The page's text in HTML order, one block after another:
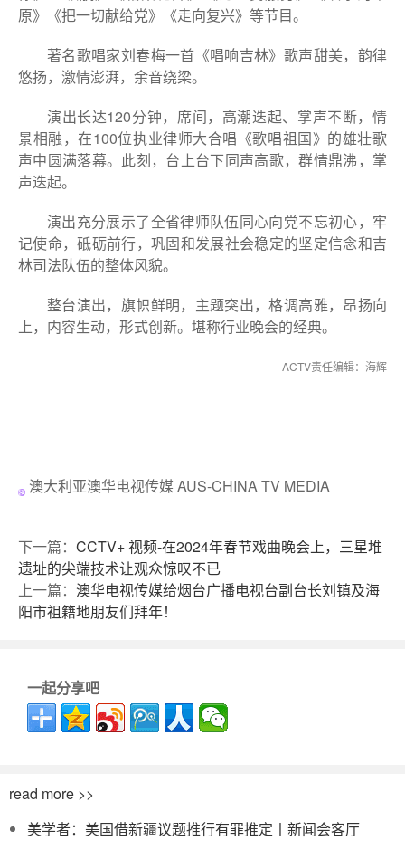
原》《把一切献给党》《走向复兴》等节目。
著名歌唱家刘春梅一首《唱响吉林》歌声甜美，韵律
悠扬，激情澎湃，余音绕梁。
演出长达120分钟，席间，高潮迭起、掌声不断，情
景相融，在100位执业律师大合唱《歌唱祖国》的雄壮歌
声中圆满落幕。此刻，台上台下同声高歌，群情鼎沸，掌
声迭起。
演出充分展示了全省律师队伍同心向党不忘初心，牢
记使命，砥砺前行，巩固和发展社会稳定的坚定信念和吉
林司法队伍的整体风貌。
整台演出，旗帜鲜明，主题突出，格调高雅，昂扬向
上，内容生动，形式创新。堪称行业晚会的经典。
ACTV责任编辑：海辉
澳大利亚澳华电视传媒 AUS-CHINA TV MEDIA
下一篇： CCTV+ 视频-在2024年春节戏曲晚会上，三星堆
遗址的尖端技术让观众惊叹不已
上一篇： 澳华电视传媒给烟台广播电视台副台长刘镇及海
阳市祖籍地朋友们拜年！
一起分享吧
read more >>
美学者：美国借新疆议题推行有罪推定丨新闻会客厅